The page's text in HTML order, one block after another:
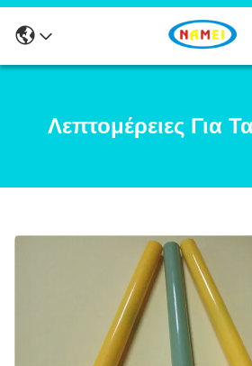
Λεπτομέρειες Για